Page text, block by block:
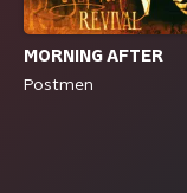
MORNING AFTER
Postmen